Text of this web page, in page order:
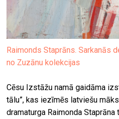
Raimonds Staprāns. Sarkanās
no Zuzānu kolekcijas
Cēsu Izstāžu namā gaidāma
tālu”, kas iezīmēs latviešu
dramaturga Raimonda